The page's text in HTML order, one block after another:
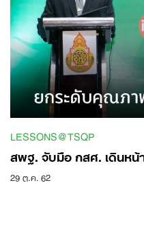
LESSONS@TSQP
สพฐ. จับมือ กสศ. เดินห
29 ต.ค. 62